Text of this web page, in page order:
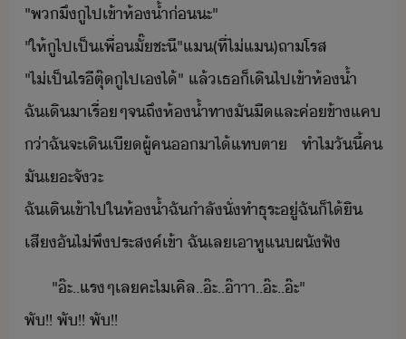
​"​พ​ึ​ู​ไป​เข้า​ห้้ำ​่​ะ​"​
​"​ให้​ู​ไปเป็เพื่ั​๊​ชะี​"​แ​(​ที่​ไ่​แ​)​ถา​โรส​
​"​ไ่เป็ไร​ี​ตุ๊​ู​ไป​เ​ไ้​"​ ​แล้​เธ​็​เิ​ไป​เข้า​ห้้ำ​
​ฉั​เิ​า​เรื่ๆ​จถึ​ห้้ำ​ทา​ั​ื​และ​ค่​ข้า​แค​
่า​ฉั​จะ​เิ​เี​ผู้ค​า​ไ้​แทตา​ ​ทำไ​ัี้​ค​
ั​เะ​จั​ะ​
​ฉั​เิ​เข้าไป​ใ​ห้้ำ​ฉั​ำลั​ั่​ทำ​ธุระ​ู่​ฉั​็ไ้​ิ​
เสี​ั​ไ่​พึประสค์​เข้า​ ​ฉั​เล​เา​หู​แ​ผั​ฟั
"​๊ะ​..​แร​ๆ​เล​คะ​ไเคิล​..​๊ะ​..​๊าาา​..​๊ะ​..​๊ะ​"​
​พั​!​!​ ​พั​!​!​ ​พั​!​!​